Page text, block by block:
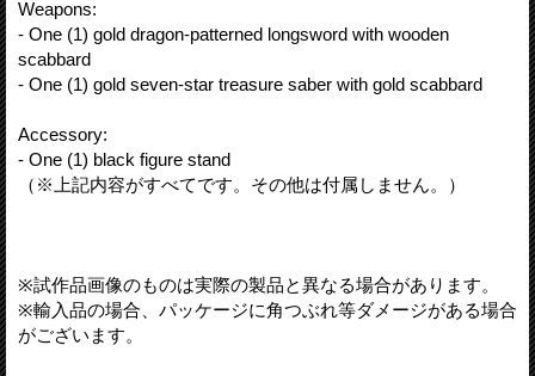
Weapons:
- One (1) gold dragon-patterned longsword with wooden
scabbard
- One (1) gold seven-star treasure saber with gold scabbard
Accessory:
- One (1) black figure stand
（※上記内容がすべてです。その他は付属しません。）
※試作品画像のものは実際の製品と異なる場合があります。
※輸入品の場合、パッケージに角つぶれ等ダメージがある場合
がございます。